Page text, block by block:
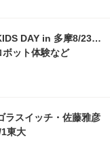
DAY in 多摩8/23…
ット体験など
ラスイッチ・佐藤雅彦
東大